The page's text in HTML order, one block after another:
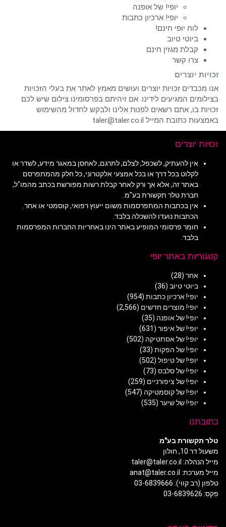
יופי! של אופנה
יופי! ארכיון כתבות
לוח יופי חינם!
ביוטי טיוב
קבלת מגזין חינם
צרו קשר
זכויות יוצרים
אנו מכבדים זכויות יוצרים ועושים מאמץ לאתר את בעלי הזכויות
בצילומים המגיעים לידינו. אם זיהיתם בפרסומינו צילום שיש לכם
זכויות בו, אתם רשאים לפנות אלינו ולבקש לחדול מהשימוש
באמצעות כתובת המייל taler@taler.co.il
זכויות יוצרים
אין להעתיק, לשכפל, לצלם, לתרגם, לאחסן במאגר מידע, לשדר או
לקלוט בכל דרך או בכל אמצעי אלקטרוני, כל חלק מהמתפרסם
באתר זה, אלא אך ורק לאחר קבלת רשות מפורשת בכתב מהמו"ל,
חברת טלר תקשורת בע"מ.
אין בכתבות המתפרסמות משום ייעוץ רפואי, קוסמטי או אחר.
הכתבות נועדו להשכלה בלבד.
חומר פרסומי המופיע באתר הינו באחריות החברות המפרסמות
בלבד.
קטגוריות באתר יופי
אחר (28)
ביוטי טיוב (36)
יופי! ארכיון כתבות (954)
יופי! מוצרים חדשים (2,566)
יופי! של אופנה (35)
יופי! של איפור (631)
יופי! של אסתטיקה (502)
יופי! של הפקות (33)
יופי! של טיפול (502)
יופי! של סלבס (73)
יופי! של ציפורניים (259)
יופי! של קוסמטיקה (547)
יופי! של שיער (535)
כתובתנו
טלר תקשורת בע"מ
משעול דר 10, חולון
מייל הנהלה: taler@taler.co.il
מייל מערכת: anat@taler.co.il
טלפון (רב קווי): 03-6839666
פקס: 03-6839626